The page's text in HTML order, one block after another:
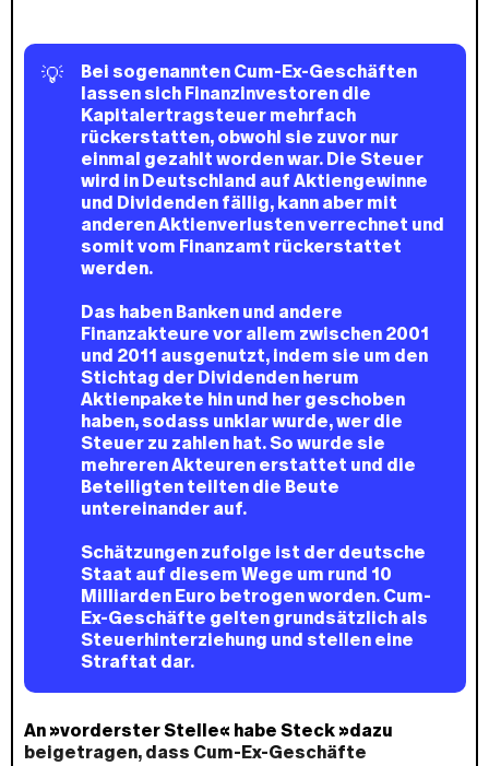
💡
Bei sogenannten Cum-Ex-Geschäften
lassen sich Finanzinvestoren die
Kapitalertragsteuer mehrfach
rückerstatten, obwohl sie zuvor nur
einmal gezahlt worden war. Die Steuer
wird in Deutschland auf Aktiengewinne
und Dividenden fällig, kann aber mit
anderen Aktienverlusten verrechnet und
somit vom Finanzamt rückerstattet
werden.
Das haben Banken und andere
Finanzakteure vor allem zwischen 2001
und 2011 ausgenutzt, indem sie um den
Stichtag der Dividenden herum
Aktienpakete hin und her geschoben
haben, sodass unklar wurde, wer die
Steuer zu zahlen hat. So wurde sie
mehreren Akteuren erstattet und die
Beteiligten teilten die Beute
untereinander auf.
Schätzungen zufolge ist der deutsche
Staat auf diesem Wege um rund 10
Milliarden Euro betrogen worden. Cum-
Ex-Geschäfte gelten grundsätzlich als
Steuerhinterziehung und stellen eine
Straftat dar.
An »vorderster Stelle« habe Steck »dazu
beigetragen, dass Cum-Ex-Geschäfte